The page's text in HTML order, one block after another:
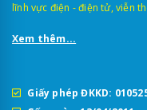
lĩnh vực điện - điện tử, viễn
Xem thêm...
Giấy phép ĐKKD: